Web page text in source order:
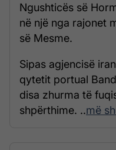
Ngushticës së
në një nga rajonet
së Mesme.
Sipas agjencisë
qytetit portual
disa zhurma të
shpërthime. ..më